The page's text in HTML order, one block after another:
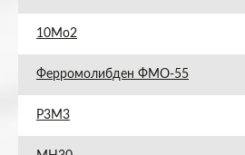
10Мо2
Ферромолибден ФМО-55
Р3М3